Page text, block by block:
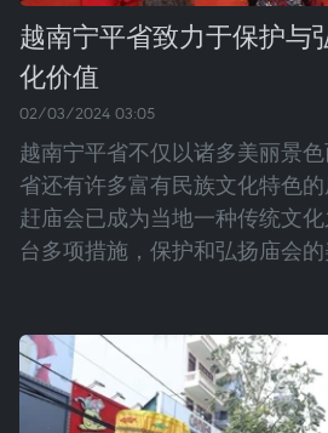
越南宁平省致力于保护与
化价值
02/03/2024 03:05
越南宁平省不仅以诸多美丽景
省还有许多富有民族文化特色
赶庙会已成为当地一种传统文
台多项措施，保护和弘扬庙会的